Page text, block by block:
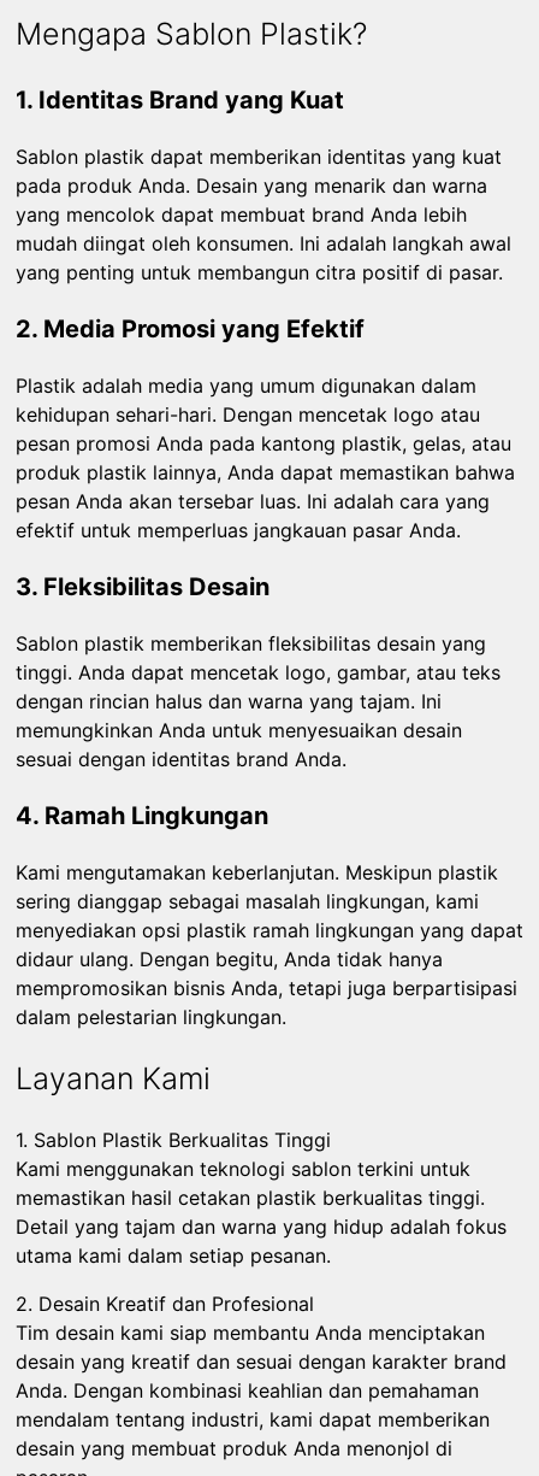
Mengapa Sablon Plastik?
1. Identitas Brand yang Kuat
Sablon plastik dapat memberikan identitas yang kuat
pada produk Anda. Desain yang menarik dan warna
yang mencolok dapat membuat brand Anda lebih
mudah diingat oleh konsumen. Ini adalah langkah awal
yang penting untuk membangun citra positif di pasar.
2. Media Promosi yang Efektif
Plastik adalah media yang umum digunakan dalam
kehidupan sehari-hari. Dengan mencetak logo atau
pesan promosi Anda pada kantong plastik, gelas, atau
produk plastik lainnya, Anda dapat memastikan bahwa
pesan Anda akan tersebar luas. Ini adalah cara yang
efektif untuk memperluas jangkauan pasar Anda.
3. Fleksibilitas Desain
Sablon plastik memberikan fleksibilitas desain yang
tinggi. Anda dapat mencetak logo, gambar, atau teks
dengan rincian halus dan warna yang tajam. Ini
memungkinkan Anda untuk menyesuaikan desain
sesuai dengan identitas brand Anda.
4. Ramah Lingkungan
Kami mengutamakan keberlanjutan. Meskipun plastik
sering dianggap sebagai masalah lingkungan, kami
menyediakan opsi plastik ramah lingkungan yang dapat
didaur ulang. Dengan begitu, Anda tidak hanya
mempromosikan bisnis Anda, tetapi juga berpartisipasi
dalam pelestarian lingkungan.
Layanan Kami
1. Sablon Plastik Berkualitas Tinggi
Kami menggunakan teknologi sablon terkini untuk
memastikan hasil cetakan plastik berkualitas tinggi.
Detail yang tajam dan warna yang hidup adalah fokus
utama kami dalam setiap pesanan.
2. Desain Kreatif dan Profesional
Tim desain kami siap membantu Anda menciptakan
desain yang kreatif dan sesuai dengan karakter brand
Anda. Dengan kombinasi keahlian dan pemahaman
mendalam tentang industri, kami dapat memberikan
desain yang membuat produk Anda menonjol di